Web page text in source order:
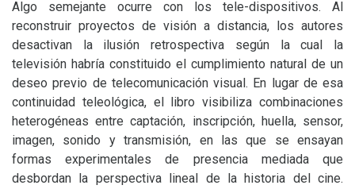
Algo semejante ocurre con los tele-dispositivos. Al
reconstruir proyectos de visión a distancia, los autores
desactivan la ilusión retrospectiva según la cual la
televisión habría constituido el cumplimiento natural de un
deseo previo de telecomunicación visual. En lugar de esa
continuidad teleológica, el libro visibiliza combinaciones
heterogéneas entre captación, inscripción, huella, sensor,
imagen, sonido y transmisión, en las que se ensayan
formas experimentales de presencia mediada que
desbordan la perspectiva lineal de la historia del cine.